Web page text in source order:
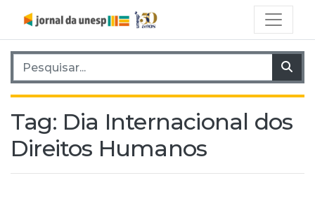
Pesquisar por:
Tag: Dia Internacional dos
Direitos Humanos